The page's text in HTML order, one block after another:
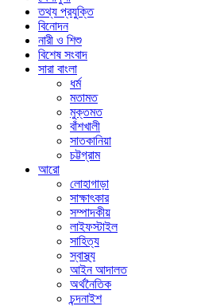
তথ্য প্রযুক্তি
বিনোদন
নারী ও শিশু
বিশেষ সংবাদ
সারা বাংলা
ধর্ম
মতামত
মুক্তমত
বাঁশখালী
সাতকানিয়া
চট্টগ্রাম
আরো
লোহাগাড়া
সাক্ষাৎকার
সম্পাদকীয়
লাইফস্টাইল
সাহিত্য
স্বাস্থ্য
আইন আদালত
অর্থনৈতিক
চন্দনাইশ